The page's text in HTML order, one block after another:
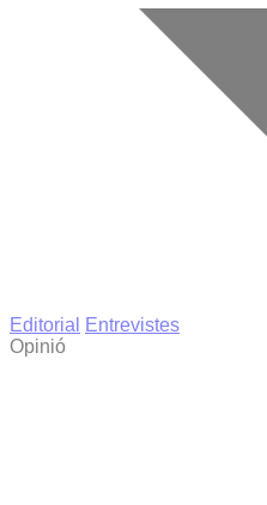
Editorial
Entrevistes
Opinió